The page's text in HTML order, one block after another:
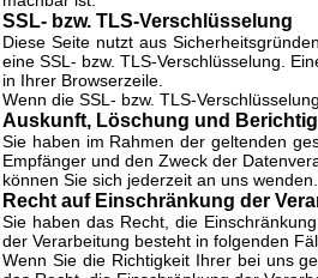
SSL- bzw. TLS-Verschlüsselung
Diese Seite nutzt aus
eine SSL- bzw. TLS-Verschlüsselung.
in Ihrer Browserzeile.
Wenn die SSL- bzw. TLS-
Auskunft, Löschung und
Sie haben im Rahmen der geltenden
Empfänger und den Zweck der
können Sie sich jederzeit an uns wenden.
Recht auf Einschränkung der
Sie haben das Recht, die
der Verarbeitung besteht in folgenden
Wenn Sie die Richtigkeit Ihrer bei uns